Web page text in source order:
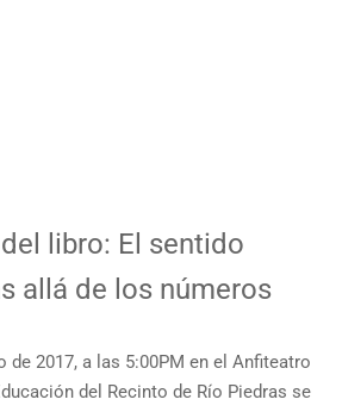
libro: El sentido
allá de los números
de 2017, a las 5:00PM en el Anfiteatro
del Recinto de Río Piedras se